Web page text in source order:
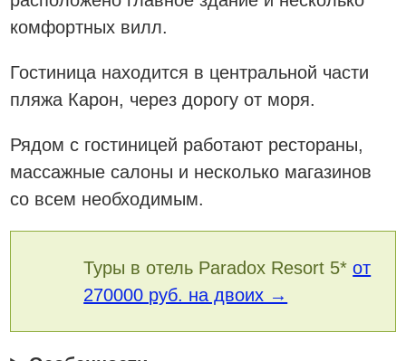
комфортных вилл.
Гостиница находится в центральной части
пляжа Карон, через дорогу от моря.
Рядом с гостиницей работают рестораны,
массажные салоны и несколько магазинов
со всем необходимым.
Туры в отель Paradox Resort 5*от
270000 руб. на двоих →